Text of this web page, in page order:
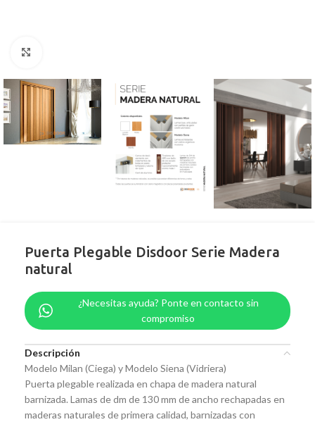
Puerta Plegable Disdoor Serie Madera
natural
¿Necesitas ayuda? Ponte en contacto sin
compromiso
Descripción
Modelo Milan (Ciega) y Modelo Siena (Vidriera)
Puerta plegable realizada en chapa de madera natural
barnizada. Lamas de dm de 130 mm de ancho rechapadas en
maderas naturales de primera calidad, barnizadas con